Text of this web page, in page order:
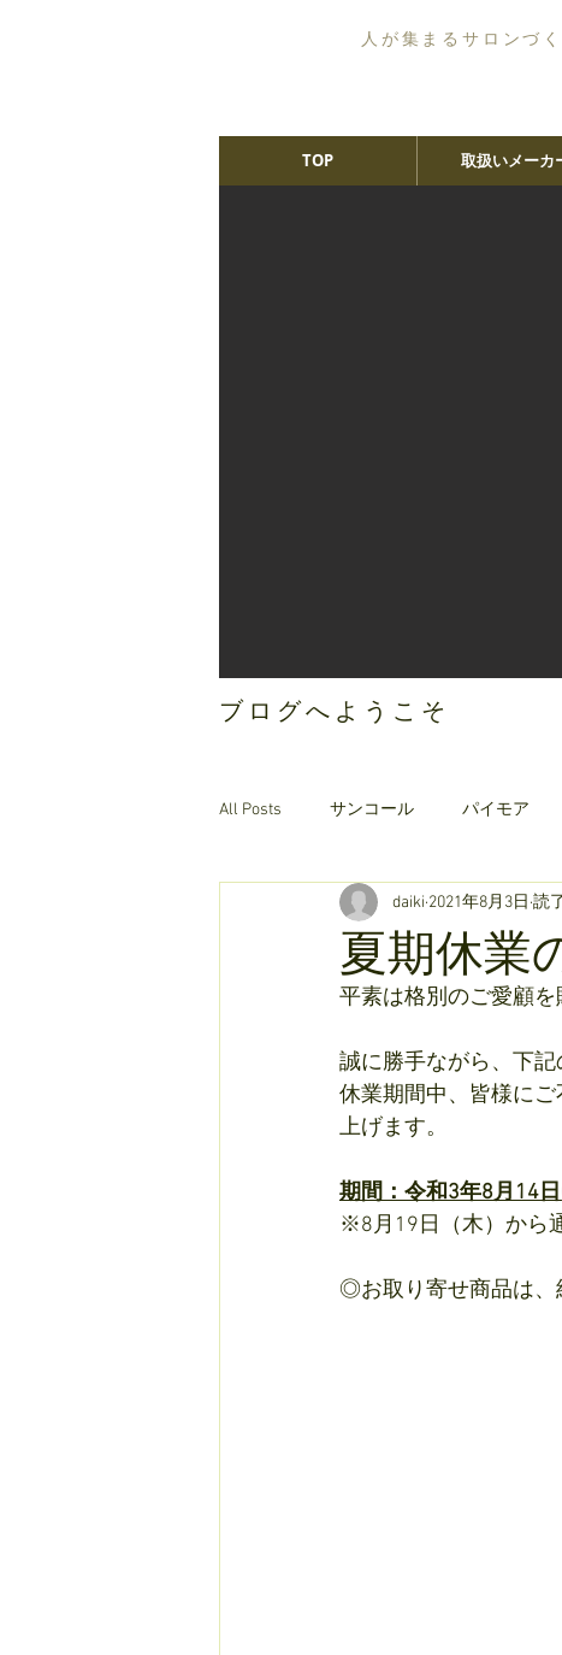
人が集まるサロンづ
TOP 取扱いメーカ
ブログへようこそ
All Posts サンコール パイモア
オリジナルヘアケア
夏期休業
daiki 2021年8月3日 読
平素は格別のご愛顧を
誠に勝手ながら、下記
休業期間中、皆様に
上げます。
期間：令和3年8月14
※8月19日（木）から
◎お取り寄せ商品は、